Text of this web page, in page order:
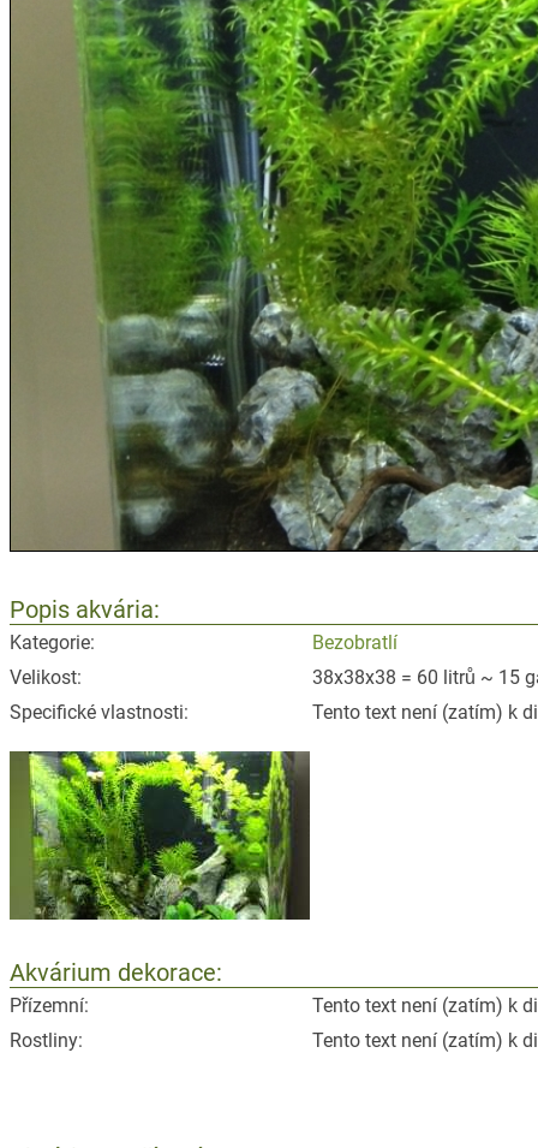
Popis akvária:
Kategorie:
Bezobratlí
Velikost:
38x38x38 = 60 litrů ~ 15
Specifické vlastnosti:
Tento text není (zatím) k
Akvárium dekorace:
Přízemní:
Tento text není (zatím) k
Rostliny:
Tento text není (zatím) k